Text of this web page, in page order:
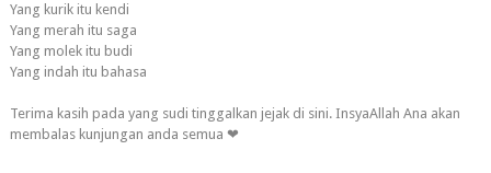
Yang kurik itu kendi
Yang merah itu saga
Yang molek itu budi
Yang indah itu bahasa
Terima kasih pada yang sudi tinggalkan jejak di sini. InsyaAllah Ana akan
membalas kunjungan anda semua ❤